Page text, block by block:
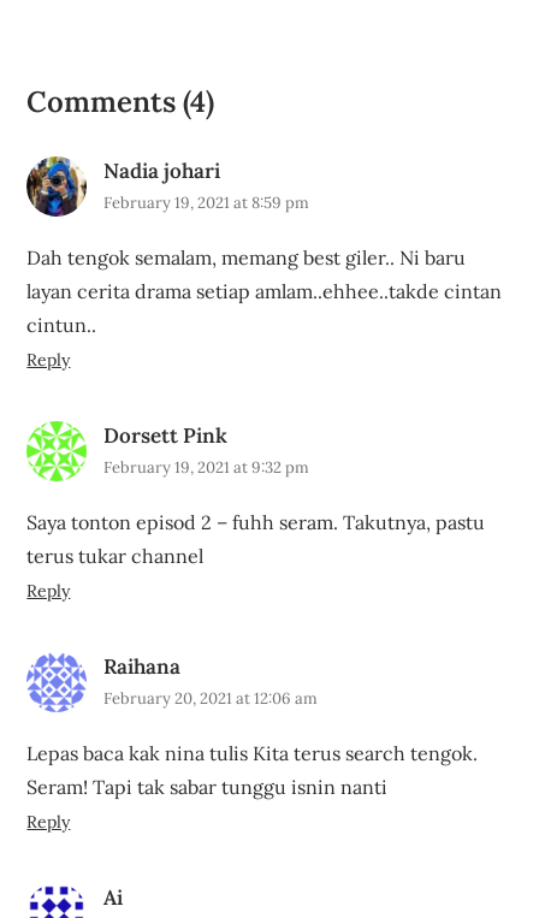
Comments (4)
Nadia johari
February 19, 2021 at 8:59 pm
Dah tengok semalam, memang best giler.. Ni baru
layan cerita drama setiap amlam..ehhee..takde cintan
cintun..
Reply
Dorsett Pink
February 19, 2021 at 9:32 pm
Saya tonton episod 2 – fuhh seram. Takutnya, pastu
terus tukar channel
Reply
Raihana
February 20, 2021 at 12:06 am
Lepas baca kak nina tulis Kita terus search tengok.
Seram! Tapi tak sabar tunggu isnin nanti
Reply
Ai